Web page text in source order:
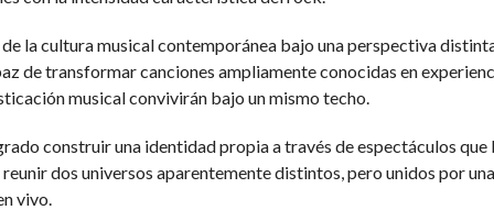
la cultura musical contemporánea bajo una perspectiva
de transformar canciones ampliamente conocidas en
musical convivirán bajo un mismo techo.
construir una identidad propia a través de espectáculos que
dos universos aparentemente distintos, pero unidos por
vivo.